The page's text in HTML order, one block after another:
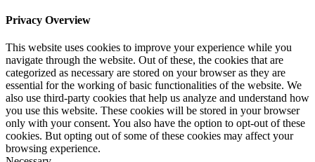
Privacy Overview
This website uses cookies to improve your experience while you
navigate through the website. Out of these, the cookies that are
categorized as necessary are stored on your browser as they are
essential for the working of basic functionalities of the website. We
also use third-party cookies that help us analyze and understand how
you use this website. These cookies will be stored in your browser
only with your consent. You also have the option to opt-out of these
cookies. But opting out of some of these cookies may affect your
browsing experience.